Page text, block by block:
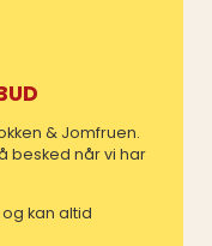
& Jomfruen.
besked når vi har
kan altid